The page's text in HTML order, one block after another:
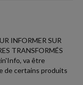
INFORMER SUR
TRANSFORMÉS
va être
de certains produits